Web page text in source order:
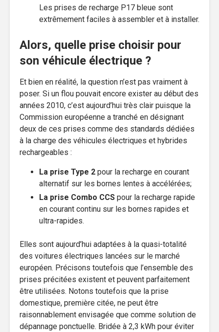
Les prises de recharge P17 bleue sont
extrêmement faciles à assembler et à installer.
Alors, quelle prise choisir pour
son véhicule électrique ?
Et bien en réalité, la question n’est pas vraiment à
poser. Si un flou pouvait encore exister au début des
années 2010, c’est aujourd’hui très clair puisque la
Commission européenne a tranché en désignant
deux de ces prises comme des standards dédiées
à la charge des véhicules électriques et hybrides
rechargeables :
La prise Type 2 pour la recharge en courant
alternatif sur les bornes lentes à accélérées;
La prise Combo CCS pour la recharge rapide
en courant continu sur les bornes rapides et
ultra-rapides.
Elles sont aujourd’hui adaptées à la quasi-totalité
des voitures électriques lancées sur le marché
européen. Précisons toutefois que l’ensemble des
prises précitées existent et peuvent parfaitement
être utilisées. Notons toutefois que la prise
domestique, première citée, ne peut être
raisonnablement envisagée que comme solution de
dépannage ponctuelle. Bridée à 2,3 kWh pour éviter